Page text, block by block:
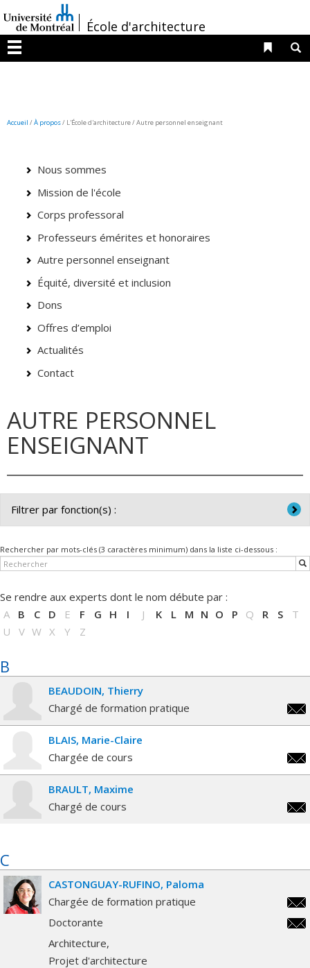
au
contenu
/École d'architecture
Menu
Liens
Accueil /À propos/ L'École d'architecture / Autre personnel enseignant
Nous sommes
Mission de l'école
Corps professoral
Professeurs émérites et honoraires
Autre personnel enseignant
Équité, diversité et inclusion
Dons
Offres d’emploi
Actualités
Contact
AUTRE PERSONNEL
ENSEIGNANT
Filtrer par fonction(s) :
Chargée de cours / Chargé de cours
Chargée de formation pratique / Chargé de formation
Doctorante / Doctorant
Rechercher par mots-clés (3 caractères minimum) dans la liste ci-dessous :
Se rendre aux experts dont le nom débute par :
A
B C D E F G H I J K L M N O P Q R S
T
U
V W X Y Z
B
BEAUDOIN Thierry
Chargé de formation pratique
BLAIS Marie-Claire
Chargée de cours
BRAULT Maxime
Chargé de cours
C
CASTONGUAY-RUFINO Paloma
Chargée de formation pratique
Doctorante
Architecture
Projet d'architecture